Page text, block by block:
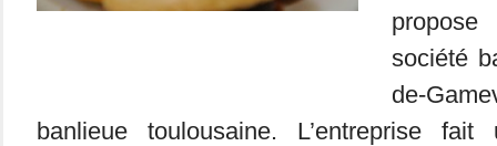
société
de-
banlieue toulousaine. L’entreprise